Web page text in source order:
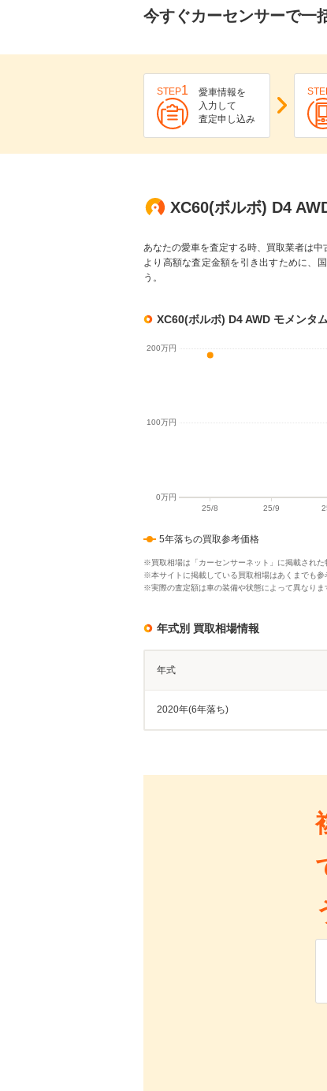
今すぐカーセンサーで一
STEP1
愛車情報を
入力して
査定申し込み
XC60(ボルボ) D4
あなたの愛車を査定する時、買取業者は中
より高額な査定金額を引き出すために、
う。
XC60(ボルボ) D4 AWD モメンタ
5年落ちの買取参考価格
※買取相場は「カーセンサーネット」に掲載された
※本サイトに掲載している買取相場はあくまでも参
※実際の査定額は車の装備や状態によって異なりま
年式別 買取相場情報
年式
2020年(6年落ち)